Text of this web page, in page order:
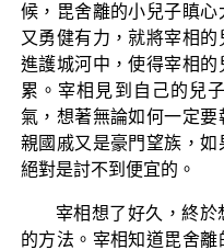
候，毘舍離的小兒子瞋
又勇健有力，就將宰相
進護城河中，使得宰相
累。宰相見到自己的兒
氣，想著無論如何一定
親國戚又是豪門望族，如
絕對是討不到便宜的。
宰相想了好久，終
的方法。宰相知道毘舍